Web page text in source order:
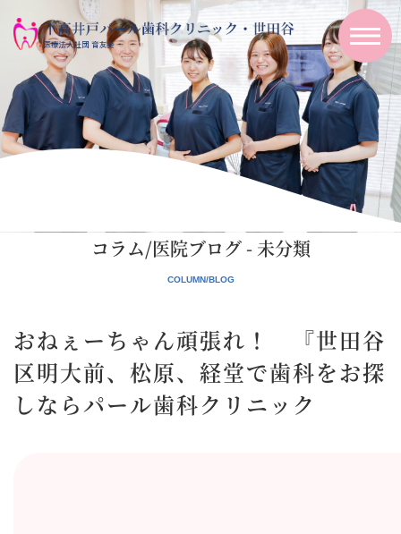
コラム/医院ブログ - 未分類
おねぇーちゃん頑張れ！ 『世田谷
区明大前、松原、経堂で歯科をお探
しならパール歯科クリニック